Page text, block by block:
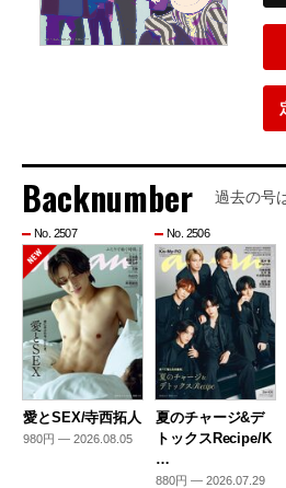
Backnumber 過去の号
No. 2507
愛とSEX/寺西拓人
980円 — 2026.08.05
No. 2506
夏のチャージ&デ
トックスRecipe/K
…
880円 — 2026.07.29